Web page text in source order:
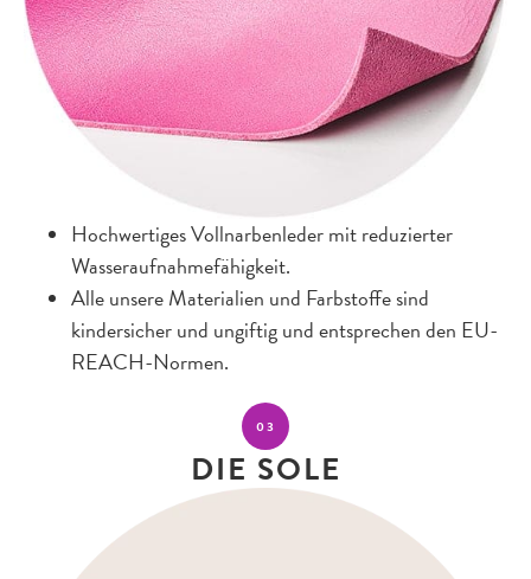
Hochwertiges Vollnarbenleder mit reduzierter
Wasseraufnahmefähigkeit.
Alle unsere Materialien und Farbstoffe sind
kindersicher und ungiftig und entsprechen den EU-
REACH-Normen.
03
DIE SOLE